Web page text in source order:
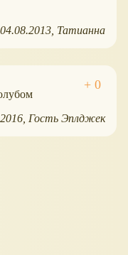
04.08.2013 Татианна
Гость Эплджек